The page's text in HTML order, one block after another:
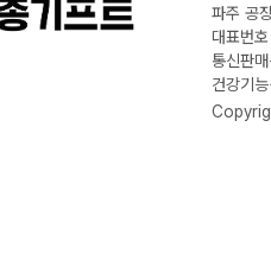
파주 공
대표번
통신판
건강기